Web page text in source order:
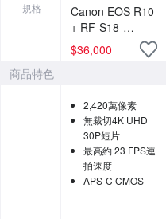
規格
Canon EOS R10
+ RF-S18-
150mm f/3.5-6.3
IS STM (公司貨)
$36,000
商品特色
2,420萬像素
無裁切4K UHD
30P短片
最高約 23 FPS連
拍速度
APS-C CMOS